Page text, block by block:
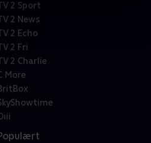
2 Sport
2 News
2 Echo
2 Fri
2 Charlie
More